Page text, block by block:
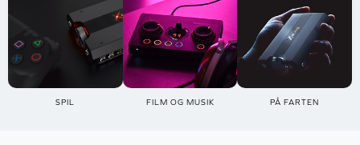
SPIL FILM OG MUSIK PÅ FARTEN